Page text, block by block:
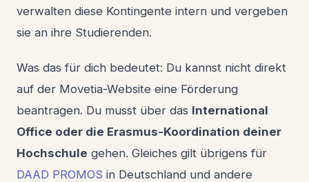
verwalten diese Kontingente intern und vergeben
sie an ihre Studierenden.
Was das für dich bedeutet: Du kannst nicht direkt
auf der Movetia-Website eine Förderung
beantragen. Du musst über das International
Office oder die Erasmus-Koordination deiner
Hochschule gehen. Gleiches gilt übrigens für
DAAD PROMOS in Deutschland und andere